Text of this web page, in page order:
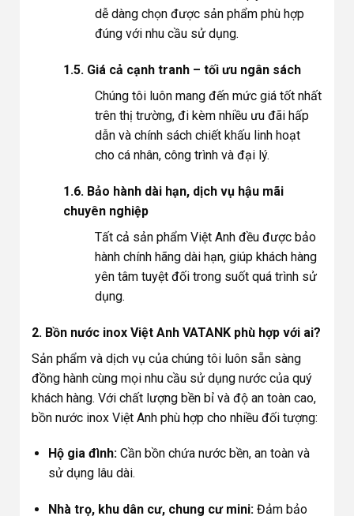
dễ dàng chọn được sản phẩm phù hợp
đúng với nhu cầu sử dụng.
1.5. Giá cả cạnh tranh – tối ưu ngân sách
Chúng tôi luôn mang đến mức giá tốt nhất
trên thị trường, đi kèm nhiều ưu đãi hấp
dẫn và chính sách chiết khấu linh hoạt
cho cá nhân, công trình và đại lý.
1.6. Bảo hành dài hạn, dịch vụ hậu mãi
chuyên nghiệp
Tất cả sản phẩm Việt Anh đều được bảo
hành chính hãng dài hạn, giúp khách hàng
yên tâm tuyệt đối trong suốt quá trình sử
dụng.
2. Bồn nước inox Việt Anh VATANK phù hợp với ai?
Sản phẩm và dịch vụ của chúng tôi luôn sẵn sàng
đồng hành cùng mọi nhu cầu sử dụng nước của quý
khách hàng. Với chất lượng bền bỉ và độ an toàn cao,
bồn nước inox Việt Anh phù hợp cho nhiều đối tượng:
Hộ gia đình:Cần bồn chứa nước bền, an toàn và
sử dụng lâu dài.
Nhà trọ, khu dân cư, chung cư mini:Đảm bảo